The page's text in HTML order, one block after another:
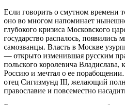
Если говорить о смутном времени
оно во многом напоминает
глубокого кризиса Московского
государство распалось, появились
самозванцы. Власть в Москве
— открыто изменившая русским
польского королевича
Россию и мечтал о ее порабощении.
отец Сигизмунд III, желающий
православие и повсеместно